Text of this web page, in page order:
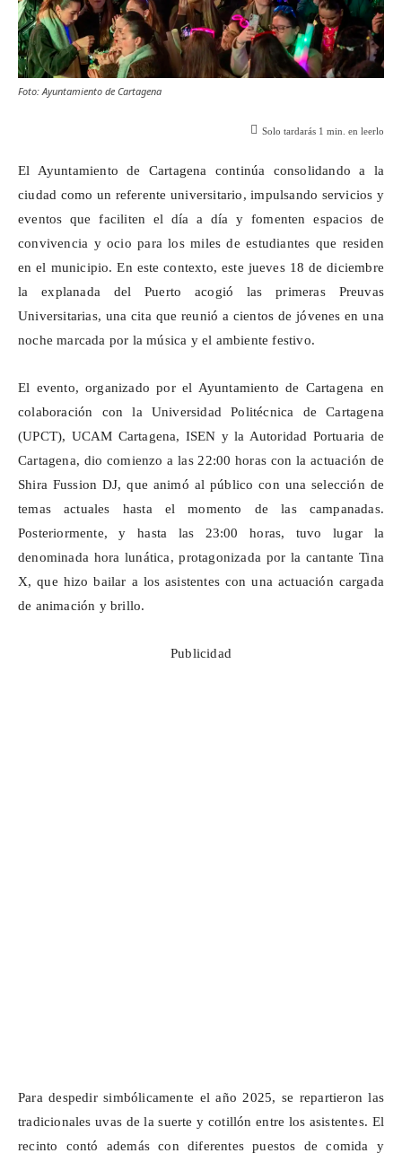
Foto: Ayuntamiento de Cartagena
Solo tardarás 1 min. en leerlo
El Ayuntamiento de Cartagena continúa consolidando a la
ciudad como un referente universitario, impulsando servicios y
eventos que faciliten el día a día y fomenten espacios de
convivencia y ocio para los miles de estudiantes que residen
en el municipio. En este contexto, este jueves 18 de diciembre
la explanada del Puerto acogió las primeras Preuvas
Universitarias, una cita que reunió a cientos de jóvenes en una
noche marcada por la música y el ambiente festivo.
El evento, organizado por el Ayuntamiento de Cartagena en
colaboración con la Universidad Politécnica de Cartagena
(UPCT), UCAM Cartagena, ISEN y la Autoridad Portuaria de
Cartagena, dio comienzo a las 22:00 horas con la actuación de
Shira Fussion DJ, que animó al público con una selección de
temas actuales hasta el momento de las campanadas.
Posteriormente, y hasta las 23:00 horas, tuvo lugar la
denominada hora lunática, protagonizada por la cantante Tina
X, que hizo bailar a los asistentes con una actuación cargada
de animación y brillo.
Publicidad
Para despedir simbólicamente el año 2025, se repartieron las
tradicionales uvas de la suerte y cotillón entre los asistentes. El
recinto contó además con diferentes puestos de comida y